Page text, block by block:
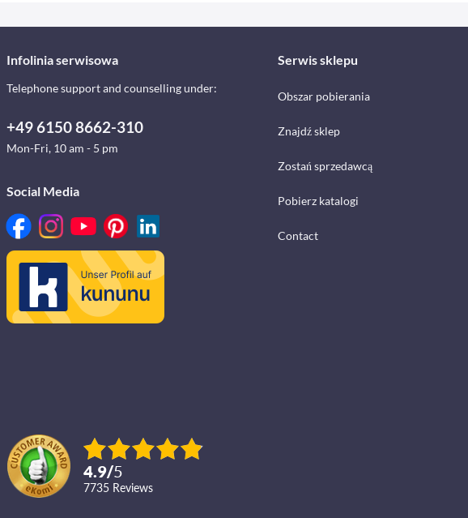
Infolinia serwisowa
Telephone support and counselling under:
+49 6150 8662-310
Mon-Fri, 10 am - 5 pm
Social Media
4.9/5
7735 reviews
Serwis sklepu
Obszar pobierania
Znajdź sklep
Zostań sprzedawcą
Pobierz katalogi
Contact